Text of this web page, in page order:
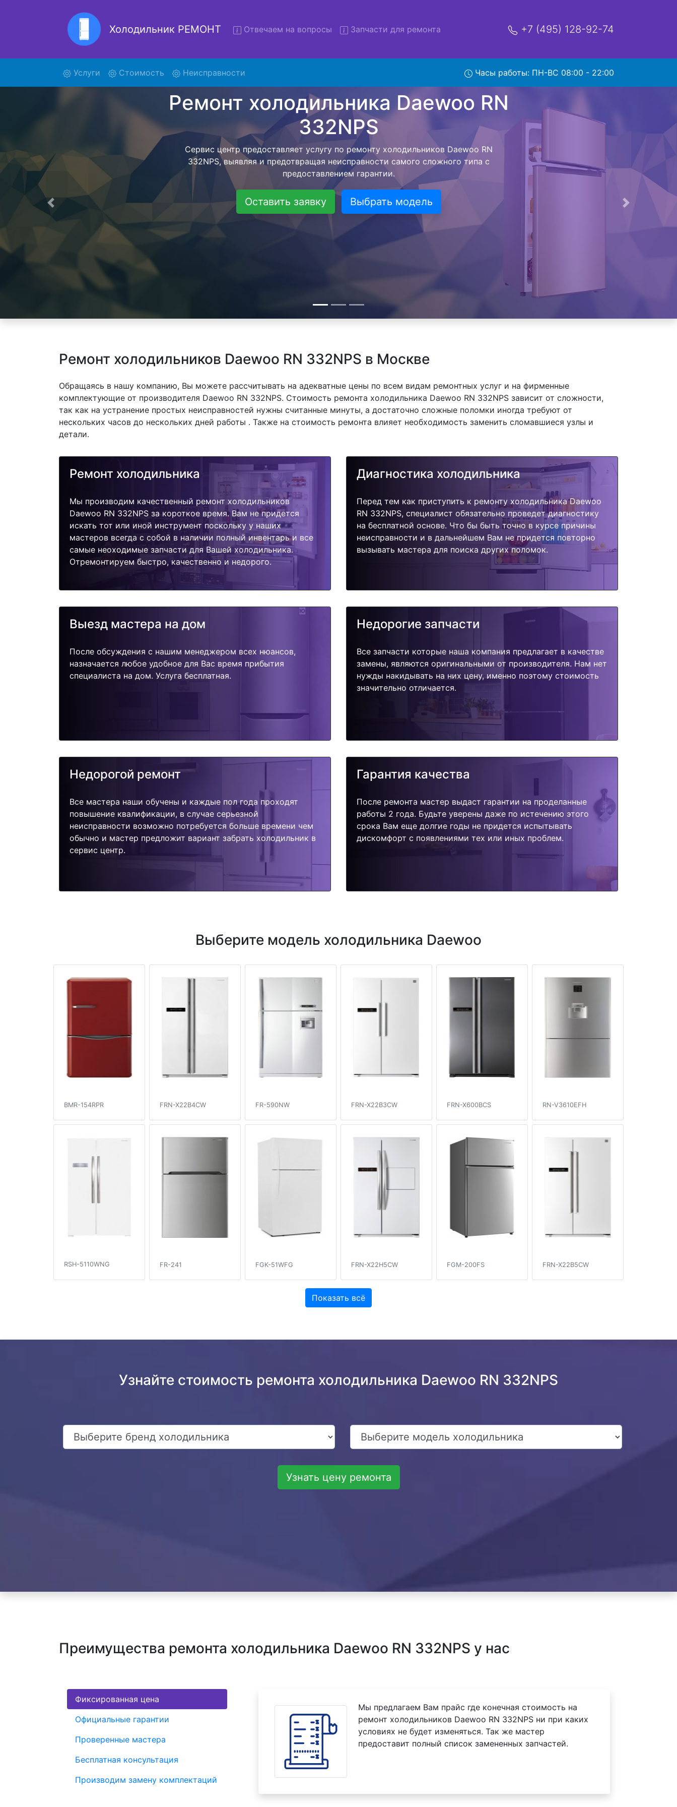
Холодильник РЕМОНТ Отвечаем на вопросы Запчасти для ремонта +7 (495) 128-92-74
Услуги (current)Стоимость Неисправности Часы работы: ПН-ВС 08:00 - 22:00
Ремонт холодильников с вывозом - чтобы клиент не тратил свое время и деньги на
поиски курьерской службы, наш мастер сам заберет холодильник Daewoo RN
332NPS и отвезет в сервисный центр. Ремонт холодильника Daewoo RN 332NPS
осуществляется внутри сервисного центра, тем самым Вам не предстоит ожидать
мастера как закончит с ремонтом. Перед тем как холодильная техника сдается,
согласовывается конечная стоимость работ и в дальнейшем фиксируется.
Перечень бесплатных услуг от компании - Доставка холодильников , выезд
специалиста, консультирование и диагностика.
Оставить заявку Выбрать модель
Предыдущая Следующая
Ремонт холодильников Daewoo RN 332NPS в Москве
Обращаясь в нашу компанию, Вы можете рассчитывать на адекватные цены по всем видам ремонтных услуг и на фирменные
комплектующие от производителя Daewoo RN 332NPS. Стоимость ремонта холодильника Daewoo RN 332NPS зависит от сложности,
так как на устранение простых неисправностей нужны считанные минуты, а достаточно сложные поломки иногда требуют от
нескольких часов до нескольких дней работы . Также на стоимость ремонта влияет необходимость заменить сломавшиеся узлы и
детали.
Ремонт холодильника
Мы производим качественный ремонт холодильников
Daewoo RN 332NPS за короткое время. Вам не придется
искать тот или иной инструмент поскольку у наших
мастеров всегда с собой в наличии полный инвентарь и все
самые неоходимые запчасти для Вашей холодильника.
Отремонтируем быстро, качественно и недорого.
Диагностика холодильника
Перед тем как приступить к ремонту холодильника Daewoo
RN 332NPS, специалист обязательно проведет диагностику
на бесплатной основе. Что бы быть точно в курсе причины
неисправности и в дальнейшем Вам не придется повторно
вызывать мастера для поиска других поломок.
Выезд мастера на дом
После обсуждения с нашим менеджером всех нюансов,
назначается любое удобное для Вас время прибытия
специалиста на дом. Услуга бесплатная.
Недорогие запчасти
Все запчасти которые наша компания предлагает в качестве
замены, являются оригинальными от производителя. Нам нет
нужды накидывать на них цену, именно поэтому стоимость
значительно отличается.
Недорогой ремонт
Все мастера наши обучены и каждые пол года проходят
повышение квалификации, в случае серьезной
неисправности возможно потребуется больше времени чем
обычно и мастер предложит вариант забрать холодильник в
сервис центр.
Гарантия качества
После ремонта мастер выдаст гарантии на проделанные
работы 2 года. Будьте уверены даже по истечению этого
срока Вам еще долгие годы не придется испытывать
дискомфорт с появлениями тех или иных проблем.
Выберите модель холодильника Daewoo
BMR-154RPR FRN-X22B4CW FR-590NW FRN-X22B3CW FRN-X600BCS RN-V3610EFH
RSH-5110WNG FR-241 FGK-51WFG FRN-X22H5CW FGM-200FS FRN-X22B5CW
Показать всё
Узнайте стоимость ремонта холодильника Daewoo RN 332NPS
Узнать цену ремонта
Преимущества ремонта холодильника Daewoo RN 332NPS у нас
Фиксированная цена
Официальные гарантии
Проверенные мастера
Бесплатная консультация
Производим замену комплектаций
Мы предлагаем Вам прайс где конечная стоимость на
ремонт холодильников Daewoo RN 332NPS ни при каких
условиях не будет изменяться. Так же мастер
предоставит полный список замененных запчастей.